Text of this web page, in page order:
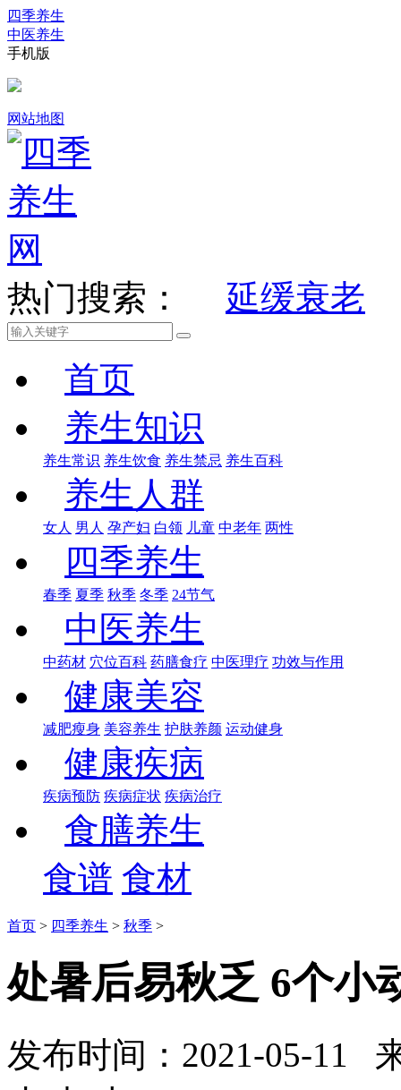
四季养生
中医养生
手机版
网站地图
热门搜索： 延缓衰老
首页
养生知识
养生常识 养生饮食 养生禁忌 养生百科
养生人群
女人 男人 孕产妇 白领 儿童 中老年 两性
四季养生
春季 夏季 秋季 冬季 24节气
中医养生
中药材 穴位百科 药膳食疗 中医理疗 功效与作用
健康美容
减肥瘦身 美容养生 护肤养颜 运动健身
健康疾病
疾病预防 疾病症状 疾病治疗
食膳养生
食谱 食材
首页 > 四季养生 > 秋季 >
处暑后易秋乏 6个小
发布时间：2021-05-11